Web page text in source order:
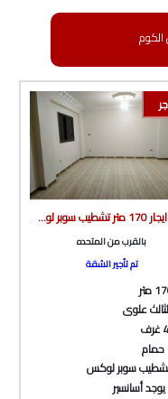
شقة ايجار 170 متر تشطيب سوبر لوكس دور تالت علوى بالقرب من المتحده و شارع جمال عبدالناصر من شركة الوسيط العقارية بشبين الكوم
بالقرب من المتحده
تم تأجير الشقة
متر
علوى
سوبر لوكس
يوجد أسانسير